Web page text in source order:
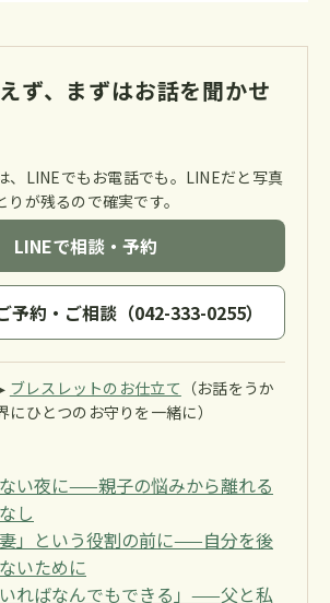
ず、まずはお話を聞かせ
、LINEでもお電話でも。LINEだと写真
が残るので確実です。
LINEで相談・予約
予約・ご相談（042-333-0255）
ブレスレットのお仕立て （お話をうか
ひとつのお守りを一緒に）
い夜に——親子の悩みから離れる
し
妻」という役割の前に——自分を後
いために
いればなんでもできる」——父と私